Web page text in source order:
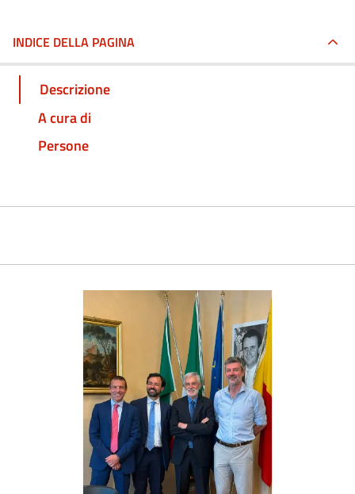
INDICE DELLA PAGINA
Descrizione
A cura di
Persone